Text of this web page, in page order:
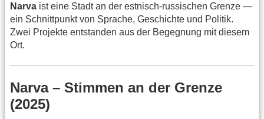
Narva ist eine Stadt an der estnisch-russischen Grenze —
ein Schnittpunkt von Sprache, Geschichte und Politik.
Zwei Projekte entstanden aus der Begegnung mit diesem
Ort.
Narva – Stimmen an der Grenze
(2025)